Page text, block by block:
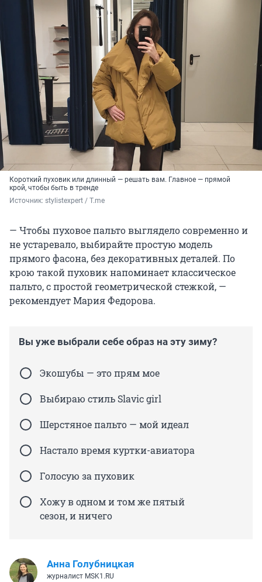
Короткий пуховик или длинный — решать вам. Главное — прямой
крой, чтобы быть в тренде
Источник: stylistexpert / Т.me
— Чтобы пуховое пальто выглядело современно и
не устаревало, выбирайте простую модель
прямого фасона, без декоративных деталей. По
крою такой пуховик напоминает классическое
пальто, с простой геометрической стежкой, —
рекомендует Мария Федорова.
Вы уже выбрали себе образ на эту зиму?
Экошубы — это прям мое
Выбираю стиль Slavic girl
Шерстяное пальто — мой идеал
Настало время куртки-авиатора
Голосую за пуховик
Хожу в одном и том же пятый
сезон, и ничего
Анна Голубницкая
журналист MSK1.RU